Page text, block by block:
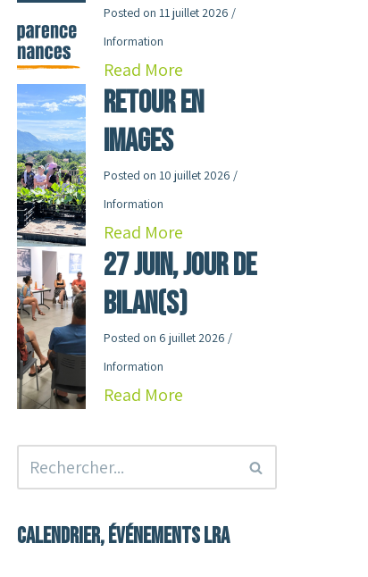
Posted on 11 juillet 2026 /
Information
Read More
RETOUR en
images
Posted on 10 juillet 2026 /
Information
Read More
27 juin, jour de
Bilan(s)
Posted on 6 juillet 2026 /
Information
Read More
Calendrier, événements LRA